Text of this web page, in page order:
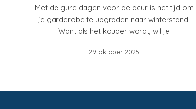
Met de gure dagen voor de deur is het tijd om
je garderobe te upgraden naar winterstand.
Want als het kouder wordt, wil je
29 oktober 2025